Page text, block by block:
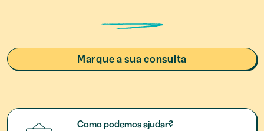
Marque a sua consulta
Como podemos ajudar?